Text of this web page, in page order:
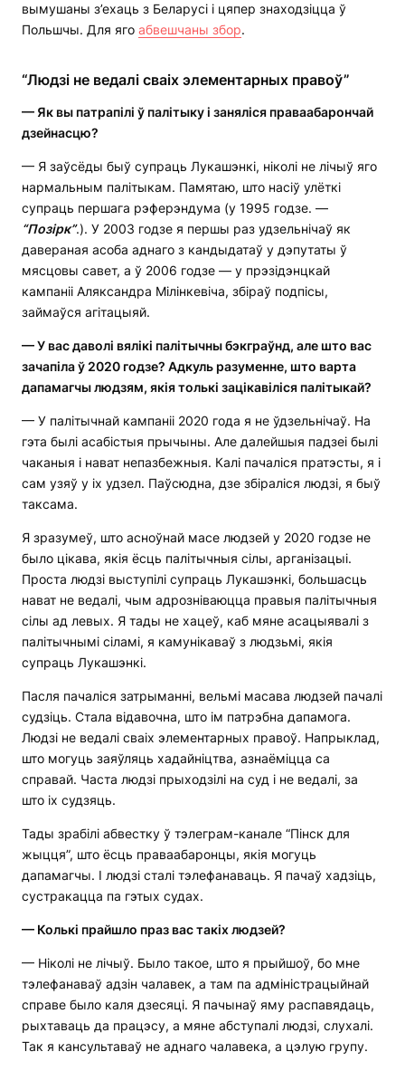
вымушаны з’ехаць з Беларусі і цяпер знаходзіцца ў
Польшчы. Для яго абвешчаны збор.
“Людзі не ведалі сваіх элементарных правоў”
— Як вы патрапілі ў палітыку і заняліся праваабарончай
дзейнасцю?
— Я заўсёды быў супраць Лукашэнкі, ніколі не лічыў яго
нармальным палітыкам. Памятаю, што насіў улёткі
супраць першага рэферэндума (у 1995 годзе. —
“Позірк”.). У 2003 годзе я першы раз удзельнічаў як
давераная асоба аднаго з кандыдатаў у дэпутаты ў
мясцовы савет, а ў 2006 годзе — у прэзідэнцкай
кампаніі Аляксандра Мілінкевіча, збіраў подпісы,
займаўся агітацыяй.
— У вас даволі вялікі палітычны бэкграўнд, але што вас
зачапіла ў 2020 годзе? Адкуль разуменне, што варта
дапамагчы людзям, якія толькі зацікавіліся палітыкай?
— У палітычнай кампаніі 2020 года я не ўдзельнічаў. На
гэта былі асабістыя прычыны. Але далейшыя падзеі былі
чаканыя і нават непазбежныя. Калі пачаліся пратэсты, я і
сам узяў у іх удзел. Паўсюдна, дзе збіраліся людзі, я быў
таксама.
Я зразумеў, што асноўнай масе людзей у 2020 годзе не
было цікава, якія ёсць палітычныя сілы, арганізацыі.
Проста людзі выступілі супраць Лукашэнкі, большасць
нават не ведалі, чым адрозніваюцца правыя палітычныя
сілы ад левых. Я тады не хацеў, каб мяне асацыявалі з
палітычнымі сіламі, я камунікаваў з людзьмі, якія
супраць Лукашэнкі.
Пасля пачаліся затрыманні, вельмі масава людзей пачалі
судзіць. Стала відавочна, што ім патрэбна дапамога.
Людзі не ведалі сваіх элементарных правоў. Напрыклад,
што могуць заяўляць хадайніцтва, азнаёміцца са
справай. Часта людзі прыходзілі на суд і не ведалі, за
што іх судзяць.
Тады зрабілі абвестку ў тэлеграм-канале “Пінск для
жыцця”, што ёсць праваабаронцы, якія могуць
дапамагчы. І людзі сталі тэлефанаваць. Я пачаў хадзіць,
сустракацца па гэтых судах.
— Колькі прайшло праз вас такіх людзей?
— Ніколі не лічыў. Было такое, што я прыйшоў, бо мне
тэлефанаваў адзін чалавек, а там па адміністрацыйнай
справе было каля дзесяці. Я пачынаў яму распавядаць,
рыхтаваць да працэсу, а мяне абступалі людзі, слухалі.
Так я кансультаваў не аднаго чалавека, а цэлую групу.